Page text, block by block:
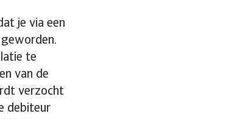
je via een
te
van de
verzocht
debiteur